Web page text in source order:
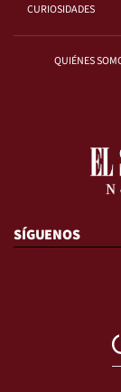
CURIOSIDADES
QUIÉNES
SÍGUENOS